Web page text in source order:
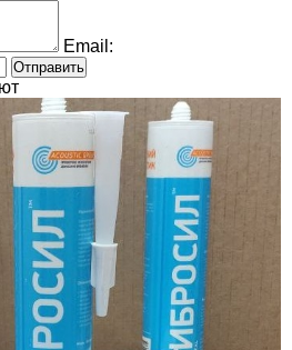
Email:
Отправить